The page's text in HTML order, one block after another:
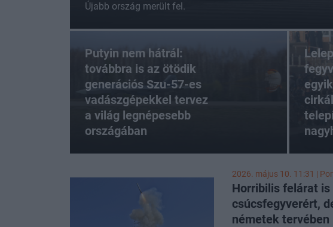
Újabb ország merült fel.
Putyin nem hátrál:
továbbra is az ötödik
generációs Szu-57-es
vadászgépekkel tervez
a világ legnépesebb
országában
2026. május 10. 11:31 |
Horribilis felárat
csúcsfegyverért,
németek tervében